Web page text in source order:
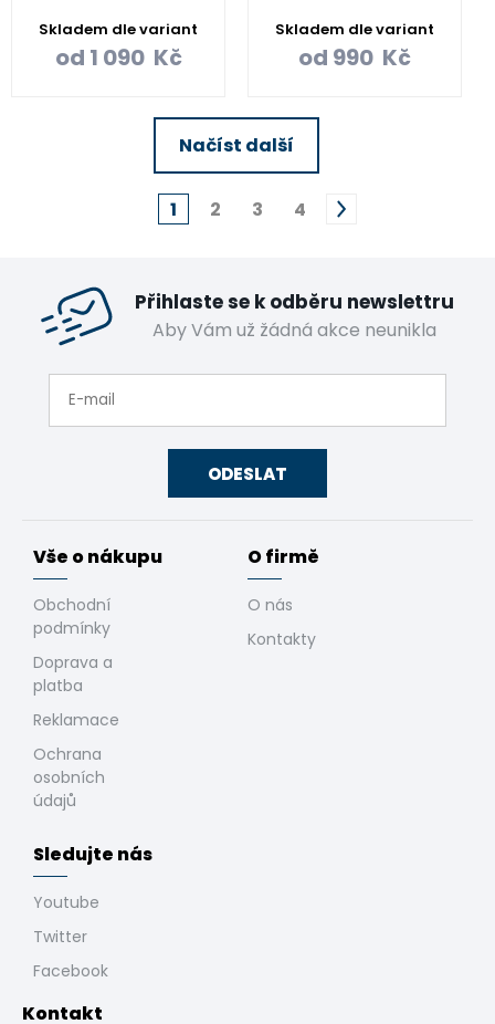
Skladem dle variant
od 1 090 Kč
Skladem dle variant
od 990 Kč
Načíst další
1 2 3 4
Přihlaste se k odběru newslettru
Aby Vám už žádná akce neunikla
ODESLAT
Kontakt
Vše o nákupu
Obchodní
podmínky
Doprava a
platba
Reklamace
Ochrana
osobních
údajů
O firmě
O nás
Kontakty
Sledujte nás
Youtube
Twitter
Facebook